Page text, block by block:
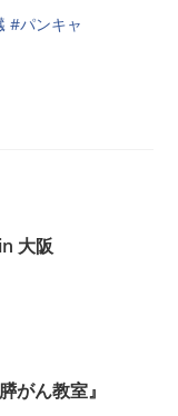
#パンキャ
大阪
がん教室』